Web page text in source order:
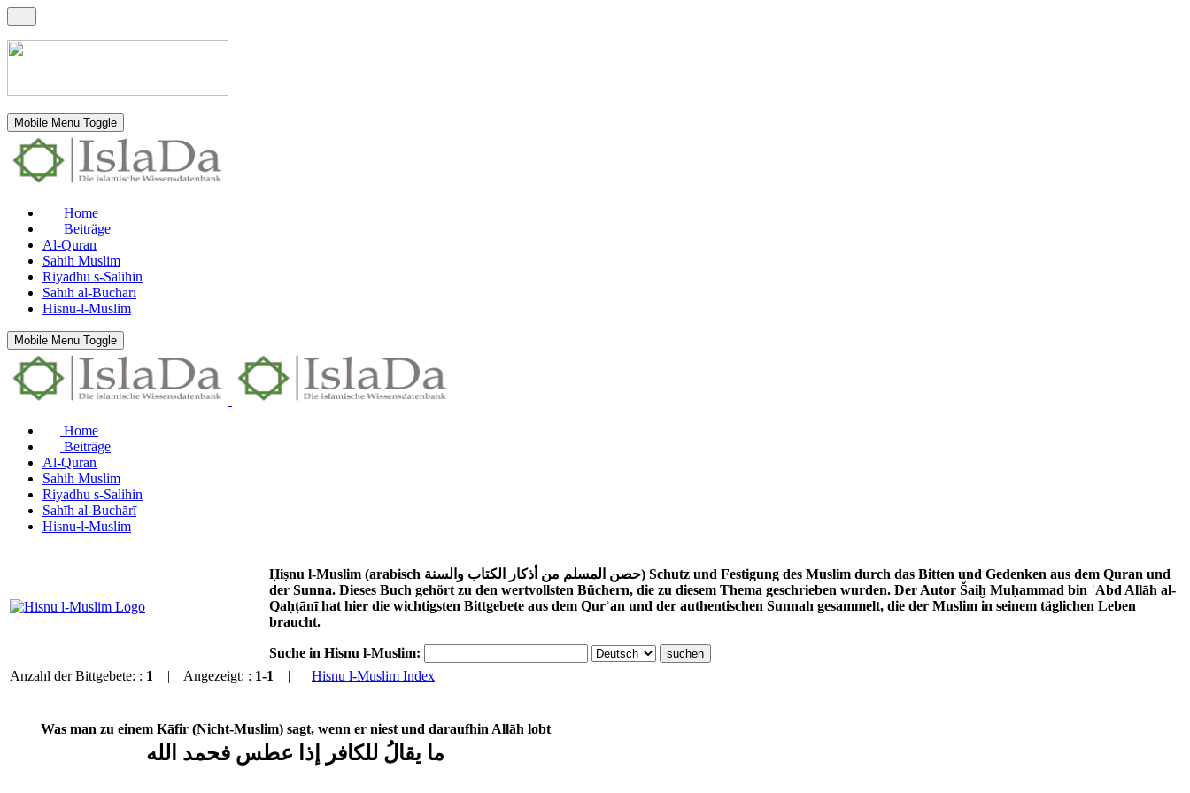
Mobile Menu Toggle
Home
Beiträge
Al-Quran
Sahih Muslim
Riyadhu s-Salihin
Sahīh al-Buchārī
Hisnu-l-Muslim
Mobile Menu Toggle
Home
Beiträge
Al-Quran
Sahih Muslim
Riyadhu s-Salihin
Sahīh al-Buchārī
Hisnu-l-Muslim
Ḥiṣnu l-Muslim (arabisch حصن المسلم من أذكار الكتاب والسنة) Schutz und Festigung des Muslim durch das Bitten und Gedenken aus dem Quran und
der Sunna. Dieses Buch gehört zu den wertvollsten Büchern, die zu diesem Thema geschrieben wurden. Der Autor Šaiḫ Muḥammad bin ʿAbd Allāh al-
Qaḥṭānī hat hier die wichtigsten Bittgebete aus dem Qurʾan und der authentischen Sunnah gesammelt, die der Muslim in seinem täglichen Leben
braucht.
Suche in Hisnu l-Muslim:
Anzahl der Bittgebete: : 1 | Angezeigt: : 1-1 | Hisnu l-Muslim Index
Was man zu einem Kāfir (Nicht-Muslim) sagt, wenn er niest und daraufhin Allāh lobt
ما يقالُ للكافر إذا عطس فحمد الله